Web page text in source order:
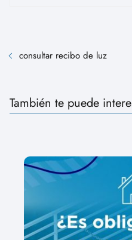
consultar recibo de luz
También te puede